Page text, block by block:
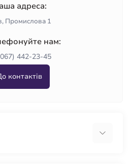
адреса:
Промислова 1
нам:
442-23-45
контактів